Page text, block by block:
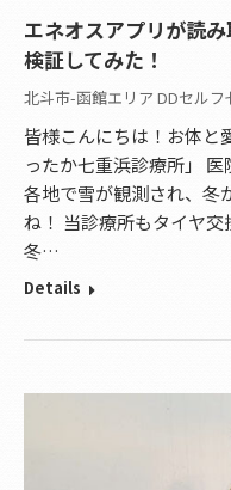
エネオスアプリが読
検証してみた！
北斗市-函館エリア DDセルフ
皆様こんにちは！お体と
ったか七重浜診療所」
各地で雪が観測され、冬
ね！ 当診療所もタイヤ交
冬…
Details